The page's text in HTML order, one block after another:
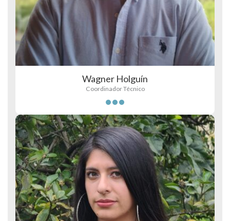
Wagner Holguín
Coordinador Técnico